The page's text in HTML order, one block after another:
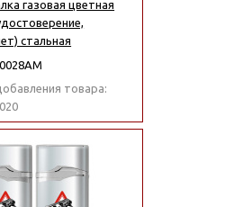
газовая цветная
стальная
товара: